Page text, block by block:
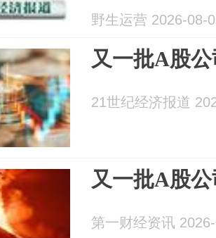
野生运营 2026-08-
又一批A股
21世纪经济报道
又一批A股
第一财经资讯